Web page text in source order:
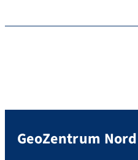
GeoZentrum